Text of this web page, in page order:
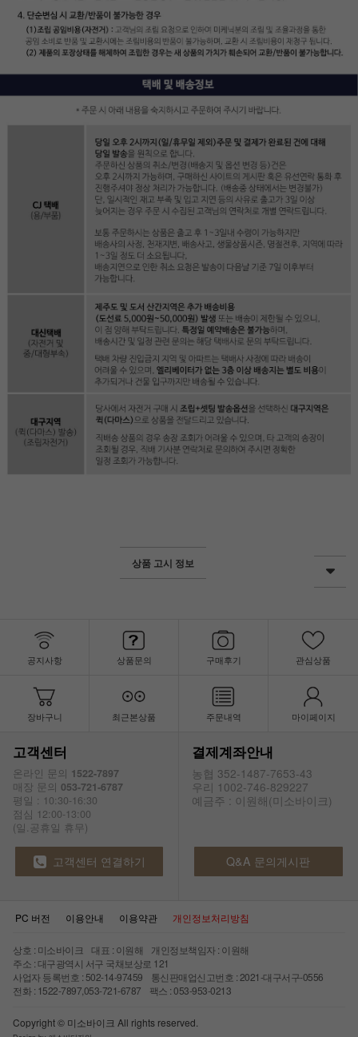
상품 고시 정보
공지사항 상품문의 구매후기 관심상품
장바구니 최근본상품 주문내역 마이페이지
고객센터
온라인 문의 1522-7897
매장 문의 053-721-6787
평일 : 10:30-16:30
점심 12:00-13:00
(일.공휴일 휴무)
결제계좌안내
농협 352-1487-7653-43
우리 1002-746-829227
예금주 : 이원해(미소바이크)
고객센터 연결하기 Q&A 문의게시판
PC 버전 이용안내 이용약관 개인정보처리방침
상호 : 미소바이크 대표 : 이원해 개인정보책임자 : 이원해
주소 : 대구광역시 서구 국채보상로 121
사업자 등록번호 : 502-14-97459 통신판매업신고번호 : 2021-대구서구-0556
전화 : 1522-7897,053-721-6787 팩스 : 053-953-0213
Copyright © 미소바이크 All rights reserved.